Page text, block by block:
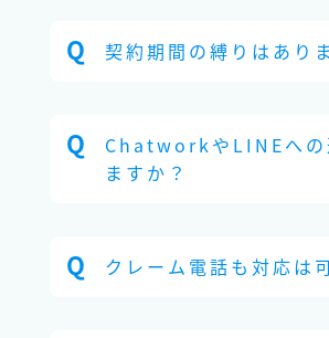
契約期間の縛りはあり
ChatworkやLINEへの
ますか？
クレーム電話も対応は